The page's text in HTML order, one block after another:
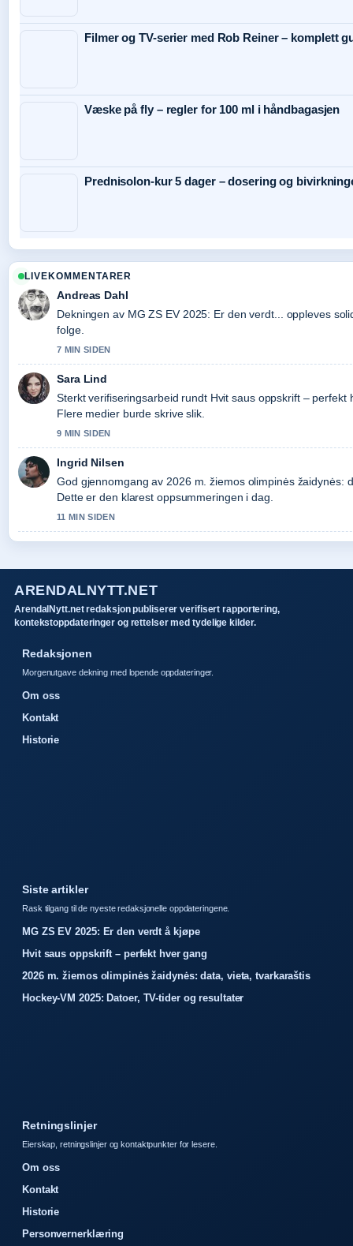
Filmer og TV-serier med Rob Reiner – komplett
Væske på fly – regler for 100 ml i håndbagasjen
Prednisolon-kur 5 dager – dosering og
LIVEKOMMENTARER
Andreas Dahl
Dekningen av MG ZS EV 2025: Er den verdt... oppleves
folge.
7 MIN SIDEN
Sara Lind
Sterkt verifiseringsarbeid rundt Hvit saus oppskrift – perfekt
Flere medier burde skrive slik.
9 MIN SIDEN
Ingrid Nilsen
God gjennomgang av 2026 m. žiemos olimpinės žaidynės:
Dette er den klarest oppsummeringen i dag.
11 MIN SIDEN
ARENDALNYTT.NET
ArendalNytt.net redaksjon publiserer verifisert rapportering,
kontekstoppdateringer og rettelser med tydelige kilder.
Redaksjonen
Morgenutgave dekning med lopende oppdateringer.
Om oss
Kontakt
Historie
Siste artikler
Rask tilgang til de nyeste redaksjonelle oppdateringene.
MG ZS EV 2025: Er den verdt å kjøpe
Hvit saus oppskrift – perfekt hver gang
2026 m. žiemos olimpinės žaidynės: data, vieta, tvarkaraštis
Hockey-VM 2025: Datoer, TV-tider og resultater
Retningslinjer
Eierskap, retningslinjer og kontaktpunkter for lesere.
Om oss
Kontakt
Historie
Personvernerklæring